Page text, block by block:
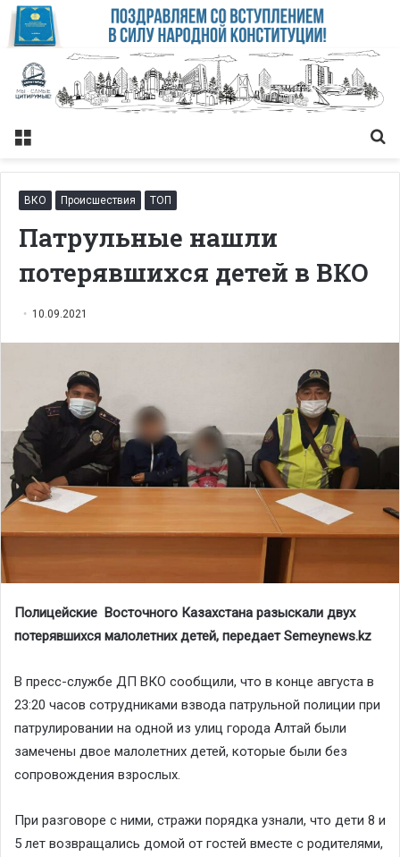
Меню
ВКО Происшествия ТОП
Патрульные нашли
потерявшихся детей в ВКО
10.09.2021
Полицейские Восточного Казахстана разыскали двух
потерявшихся малолетних детей, передает Semeynews.kz
В пресс-службе ДП ВКО сообщили, что в конце августа в
23:20 часов сотрудниками взвода патрульной полиции при
патрулировании на одной из улиц города Алтай были
замечены двое малолетних детей, которые были без
сопровождения взрослых.
При разговоре с ними, стражи порядка узнали, что дети 8 и
5 лет возвращались домой от гостей вместе с родителями,